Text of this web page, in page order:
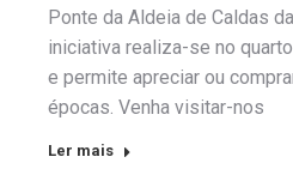
Ponte da Aldeia de Caldas
iniciativa realiza-se no
e permite apreciar ou
épocas. Venha visitar-nos
Ler mais